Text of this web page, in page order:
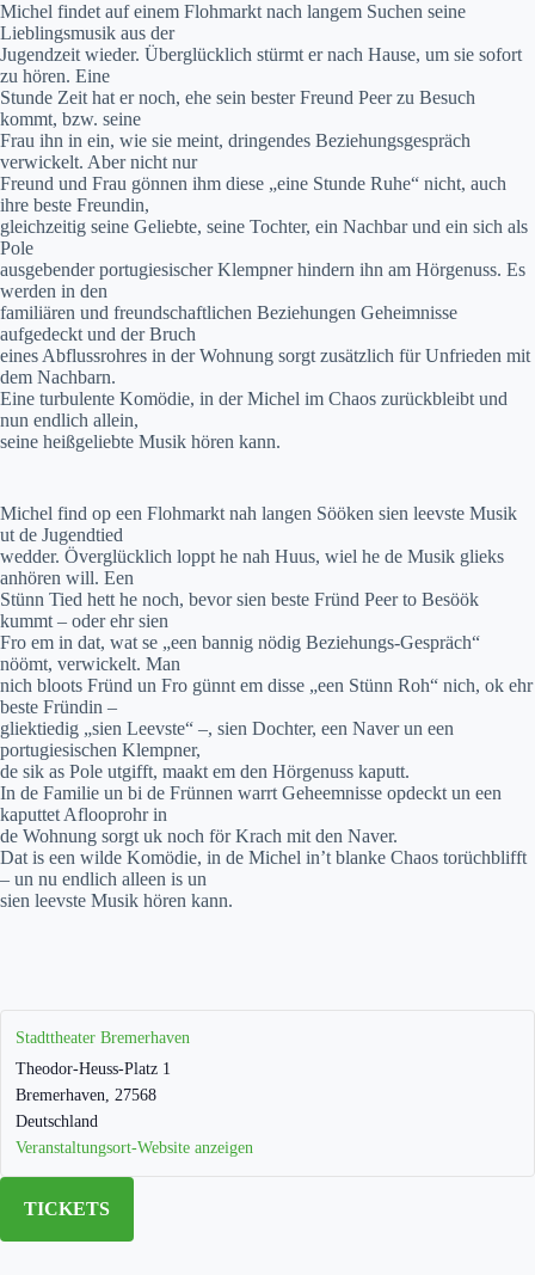
Michel findet auf einem Flohmarkt nach langem Suchen seine
Lieblingsmusik aus der
Jugendzeit wieder. Überglücklich stürmt er nach Hause, um sie sofort
zu hören. Eine
Stunde Zeit hat er noch, ehe sein bester Freund Peer zu Besuch
kommt, bzw. seine
Frau ihn in ein, wie sie meint, dringendes Beziehungsgespräch
verwickelt. Aber nicht nur
Freund und Frau gönnen ihm diese „eine Stunde Ruhe“ nicht, auch
ihre beste Freundin,
gleichzeitig seine Geliebte, seine Tochter, ein Nachbar und ein sich als
Pole
ausgebender portugiesischer Klempner hindern ihn am Hörgenuss. Es
werden in den
familiären und freundschaftlichen Beziehungen Geheimnisse
aufgedeckt und der Bruch
eines Abflussrohres in der Wohnung sorgt zusätzlich für Unfrieden mit
dem Nachbarn.
Eine turbulente Komödie, in der Michel im Chaos zurückbleibt und
nun endlich allein,
seine heißgeliebte Musik hören kann.
Michel find op een Flohmarkt nah langen Sööken sien leevste Musik
ut de Jugendtied
wedder. Överglücklich loppt he nah Huus, wiel he de Musik glieks
anhören will. Een
Stünn Tied hett he noch, bevor sien beste Fründ Peer to Besöök
kummt – oder ehr sien
Fro em in dat, wat se „een bannig nödig Beziehungs-Gespräch“
nöömt, verwickelt. Man
nich bloots Fründ un Fro günnt em disse „een Stünn Roh“ nich, ok ehr
beste Fründin –
gliektiedig „sien Leevste“ –, sien Dochter, een Naver un een
portugiesischen Klempner,
de sik as Pole utgifft, maakt em den Hörgenuss kaputt.
In de Familie un bi de Frünnen warrt Geheemnisse opdeckt un een
kaputtet Aflooprohr in
de Wohnung sorgt uk noch för Krach mit den Naver.
Dat is een wilde Komödie, in de Michel in’t blanke Chaos torüchblifft
– un nu endlich alleen is un
sien leevste Musik hören kann.
Stadttheater Bremerhaven
Theodor-Heuss-Platz 1
Bremerhaven, 27568
Deutschland
Veranstaltungsort-Website anzeigen
TICKETS